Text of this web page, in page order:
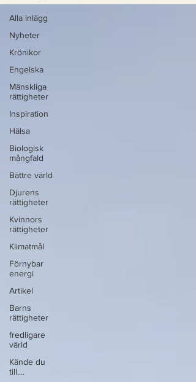
Alla inlägg
Nyheter
Krönikor
Engelska
Mänskliga
rättigheter
Inspiration
Hälsa
Biologisk
mångfald
Bättre värld
Djurens
rättigheter
Kvinnors
rättigheter
Klimatmål
Förnybar
energi
Artikel
Barns
rättigheter
fredligare
värld
Kände du
till....